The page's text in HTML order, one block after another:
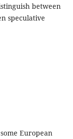
between
speculative
European